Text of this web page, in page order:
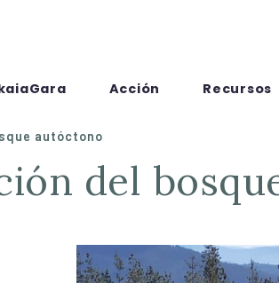
Acción Recursos
autóctono
del